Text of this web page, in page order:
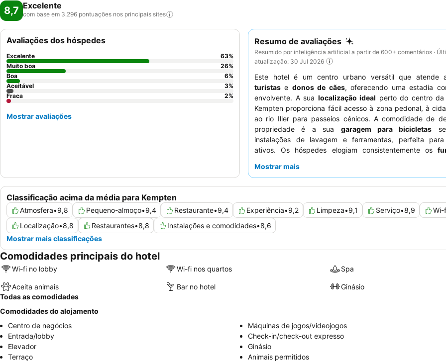
8,7 Excelente
com base em 3.296 pontuações nos principais sites
Resumo de avaliações
Resumido por inteligência artificial a partir de 600+ comentários ·
atualização: 30 Jul 2026
Este hotel é um centro urbano versátil que atende
turistas e donos de cães, oferecendo uma estadia
envolvente. A sua localização ideal perto do centro
Kempten proporciona fácil acesso à zona pedonal, à
ao rio Iller para passeios cénicos. A comodidade de
propriedade é a sua garagem para bicicletas
instalações de lavagem e ferramentas, perfeita para
ativos. Os hóspedes elogiam consistentemente os
pequeno-almoço
Mostrar mais
Classificação acima da média para Kempten
Atmosfera•9,8 Pequeno-almoço•9,4 Restaurante•9,4 Experiência•9,2 Limpeza•9,1 Serviço•8,9 Wi-
Localização•8,8 Restaurantes•8,8 Instalações e comodidades•8,6
Mostrar mais classificações
Avaliações dos hóspedes
Excelente 63%
Muito boa
26%
Boa
6%
Aceitável
3%
Fraca
2%
Mostrar avaliações
Comodidades principais do hotel
Wi-fi no lobby Wi-fi nos quartos Spa
Aceita animais Bar no hotel
Ginásio
Todas as comodidades
Comodidades do alojamento
Centro de negócios
Máquinas de jogos/videojogos
Entrada/lobby
Check-in/check-out expresso
Elevador
Ginásio
Terraço
Animais permitidos